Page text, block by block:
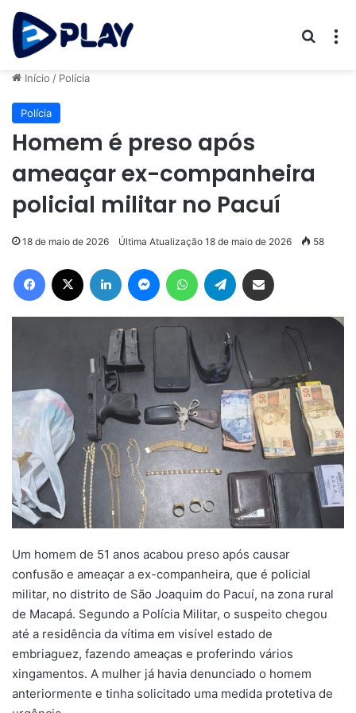
Início / Polícia
Polícia
Homem é preso após
ameaçar ex-companheira
policial militar no Pacuí
18 de maio de 2026 Última Atualização 18 de maio de 2026 58
Facebook Linkedin MessengerWhatsAppTelegram
Um homem de 51 anos acabou preso após causar
confusão e ameaçar a ex-companheira, que é policial
militar, no distrito de São Joaquim do Pacuí, na zona rural
de Macapá. Segundo a Polícia Militar, o suspeito chegou
até a residência da vítima em visível estado de
embriaguez, fazendo ameaças e proferindo vários
xingamentos. A mulher já havia denunciado o homem
anteriormente e tinha solicitado uma medida protetiva de